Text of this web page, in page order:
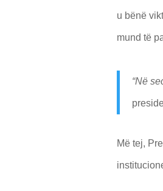
u bënë
mund të
“Në
Më tej,